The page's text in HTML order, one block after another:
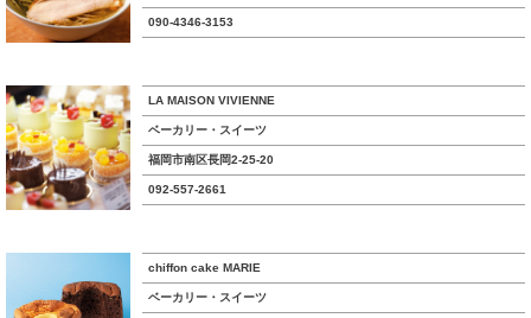
090-4346-3153
LA MAISON VIVIENNE
ベーカリー・スイーツ
福岡市南区長岡2-25-20
092-557-2661
chiffon cake MARIE
ベーカリー・スイーツ